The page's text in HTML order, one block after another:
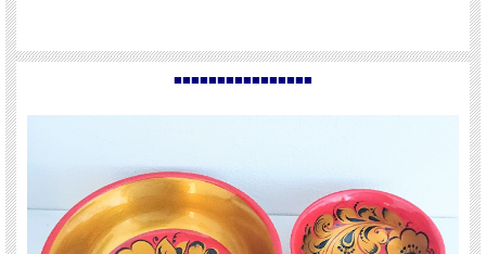
■■■■■■■■■■■■■■■■